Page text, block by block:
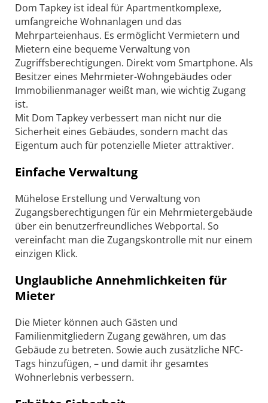
Dom Tapkey ist ideal für Apartmentkomplexe,
umfangreiche Wohnanlagen und das
Mehrparteienhaus. Es ermöglicht Vermietern und
Mietern eine bequeme Verwaltung von
Zugriffsberechtigungen. Direkt vom Smartphone. Als
Besitzer eines Mehrmieter-Wohngebäudes oder
Immobilienmanager weißt man, wie wichtig Zugang
ist.
Mit Dom Tapkey verbessert man nicht nur die
Sicherheit eines Gebäudes, sondern macht das
Eigentum auch für potenzielle Mieter attraktiver.
Einfache Verwaltung
Mühelose Erstellung und Verwaltung von
Zugangsberechtigungen für ein Mehrmietergebäude
über ein benutzerfreundliches Webportal. So
vereinfacht man die Zugangskontrolle mit nur einem
einzigen Klick.
Unglaubliche Annehmlichkeiten für
Mieter
Die Mieter können auch Gästen und
Familienmitgliedern Zugang gewähren, um das
Gebäude zu betreten. Sowie auch zusätzliche NFC-
Tags hinzufügen, – und damit ihr gesamtes
Wohnerlebnis verbessern.